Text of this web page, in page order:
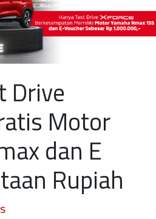
Drive
Motor
dan E
Rupiah